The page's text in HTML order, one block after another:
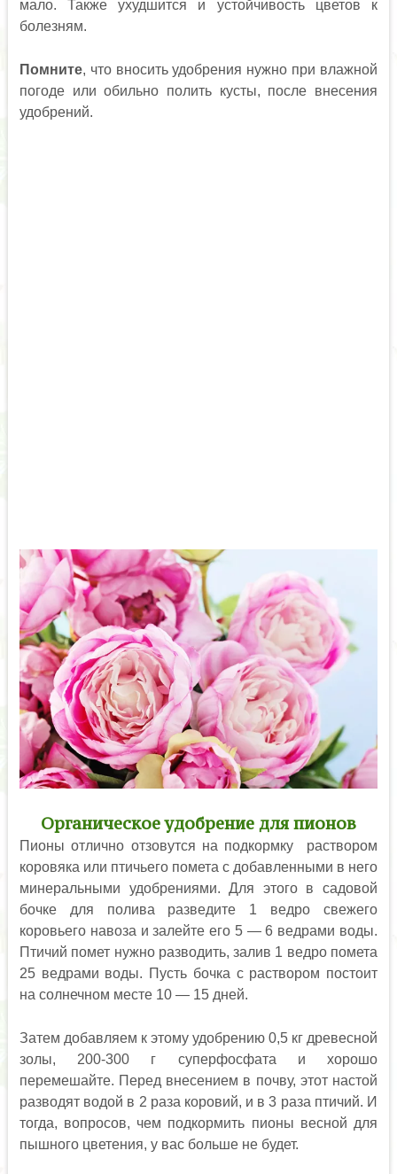
мало. Также ухудшится и устойчивость цветов к
болезням.
Помните, что вносить удобрения нужно при влажной
погоде или обильно полить кусты, после внесения
удобрений.
Органическое удобрение для пионов
Пионы отлично отзовутся на подкормку раствором
коровяка или птичьего помета с добавленными в него
минеральными удобрениями. Для этого в садовой
бочке для полива разведите 1 ведро свежего
коровьего навоза и залейте его 5 — 6 ведрами воды.
Птичий помет нужно разводить, залив 1 ведро помета
25 ведрами воды. Пусть бочка с раствором постоит
на солнечном месте 10 — 15 дней.
Затем добавляем к этому удобрению 0,5 кг древесной
золы, 200-300 г суперфосфата и хорошо
перемешайте. Перед внесением в почву, этот настой
разводят водой в 2 раза коровий, и в 3 раза птичий. И
тогда, вопросов, чем подкормить пионы весной для
пышного цветения, у вас больше не будет.